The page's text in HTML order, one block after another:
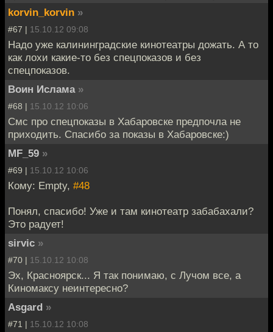
korvin_korvin »
#67 | 15.10.12 09:08
Надо уже калининградские кинотеатры дожать. А то
как лохи какие-то без спецпоказов и без
спецпоказов.
Воин Ислама »
#68 | 15.10.12 10:06
Смс про спецпоказы в Хабаровске предпочла не
приходить. Спасибо за показы в Хабаровске:)
MF_59 »
#69 | 15.10.12 10:06
Кому: Empty, #48
Понял, спасибо! Уже и там кинотеатр забабахали?
Это радует!
sirvic »
#70 | 15.10.12 10:08
Эх, Красноярск... Я так понимаю, с Лучом все, а
Киномаксу неинтересно?
Asgard »
#71 | 15.10.12 10:08